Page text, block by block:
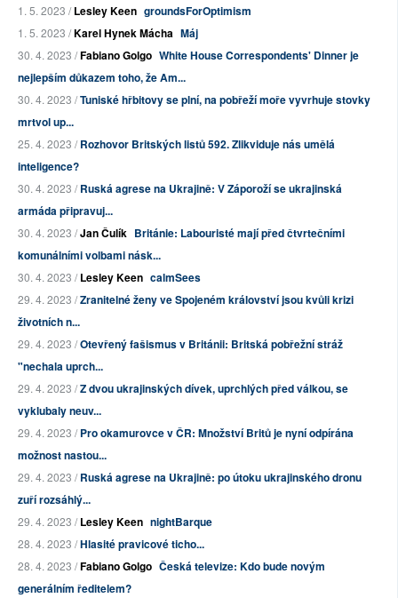
1. 5. 2023 /Lesley Keen groundsForOptimism
1. 5. 2023 /Karel Hynek Mácha Máj
30. 4. 2023 /Fabiano Golgo White House Correspondents' Dinner je
nejlepším důkazem toho, že Am...
30. 4. 2023 /Tuniské hřbitovy se plní, na pobřeží moře vyvrhuje stovky
mrtvol up...
25. 4. 2023 /Rozhovor Britských listů 592. Zlikviduje nás umělá
inteligence?
30. 4. 2023 /Ruská agrese na Ukrajině: V Záporoží se ukrajinská
armáda připravuj...
30. 4. 2023 /Jan Čulík Británie: Labouristé mají před čtvrtečními
komunálními volbami násk...
30. 4. 2023 /Lesley Keen calmSees
29. 4. 2023 /Zranitelné ženy ve Spojeném království jsou kvůli krizi
životních n...
29. 4. 2023 /Otevřený fašismus v Británii: Britská pobřežní stráž
"nechala uprch...
29. 4. 2023 /Z dvou ukrajinských dívek, uprchlých před válkou, se
vyklubaly neuv...
29. 4. 2023 /Pro okamurovce v ČR: Množství Britů je nyní odpírána
možnost nastou...
29. 4. 2023 /Ruská agrese na Ukrajině: po útoku ukrajinského dronu
zuří rozsáhlý...
29. 4. 2023 /Lesley Keen nightBarque
28. 4. 2023 /Hlasité pravicové ticho...
28. 4. 2023 /Fabiano Golgo Česká televize: Kdo bude novým
generálním ředitelem?